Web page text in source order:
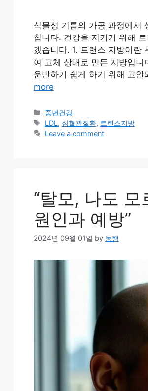
식물성 기름의 가공 과정에서
칩니다. 건강을 지키기 위해
겠습니다. 1. 트랜스 지방이란
여 고체 상태로 만든 지방입
운반하기 쉽게 하기 위해 고
more
Categories
중년건강
Tags
LDL, 심혈관질환, 트랜스지방
Leave a comment
“탈모, 나도 모
원인과 예방”
2024년 09월 01일 by 동행